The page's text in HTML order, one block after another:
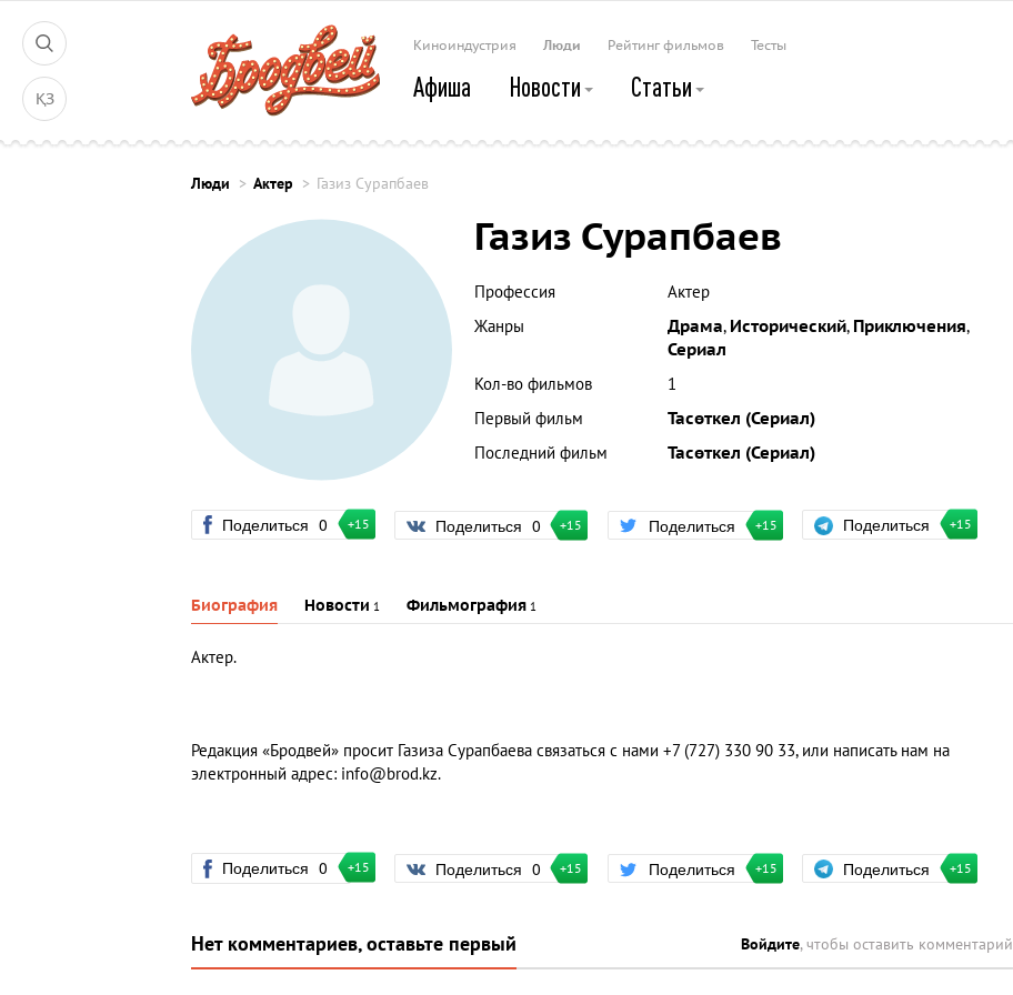
ҚЗ
Киноиндустрия Люди Рейтинг фильмов Тесты
Афиша Новости Статьи
Люди Актер Газиз Сурапбаев
Газиз Сурапбаев
Профессия
Актер
Жанры
Драма, Исторический, Приключения,
Сериал
Кол-во фильмов
1
Первый фильм
Тасөткел (Сериал)
Последний фильм
Тасөткел (Сериал)
Поделиться 0 +15 Поделиться 0 +15 Поделиться +15 Поделиться +15
Биография Новости 1 Фильмография 1
Актер.
Редакция «Бродвей» просит Газиза Сурапбаева связаться с нами +7 (727) 330 90 33, или написать нам на
электронный адрес: info@brod.kz.
Поделиться 0 +15 Поделиться 0 +15 Поделиться +15 Поделиться +15
Нет комментариев, оставьте первый Войдите, чтобы оставить комментарий